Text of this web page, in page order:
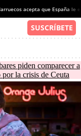
acepta que España le
piden comparecer a
la crisis de Ceuta